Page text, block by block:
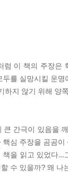
럼 이 책의 주장
를 실망시킬 운
하지 않기 위해 양
큰 간극이 있음을
심 주장을 곰곰
을 읽고 있었다
수 있을까? 왜